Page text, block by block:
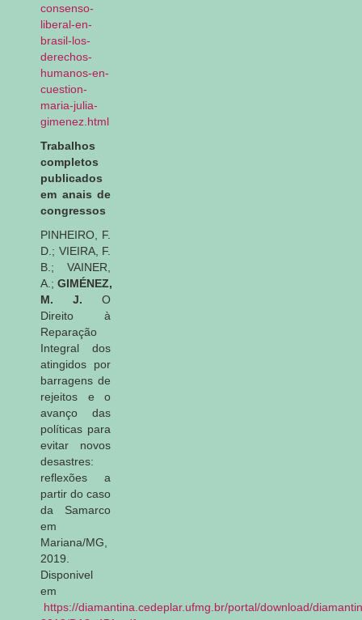
consenso-
liberal-en-
brasil-los-
derechos-
humanos-en-
cuestion-
maria-julia-
gimenez.html
Trabalhos
completos
publicados
em anais de
congressos
PINHEIRO, F.
D.; VIEIRA, F.
B.; VAINER,
A.; GIMÉNEZ,
M. J. O
Direito à
Reparação
Integral dos
atingidos por
barragens de
rejeitos e o
avanço das
políticas para
evitar novos
desastres:
reflexões a
partir do caso
da Samarco
em
Mariana/MG,
2019.
Disponivel
em
https://diamantina.cedeplar.ufmg.br/portal/download/